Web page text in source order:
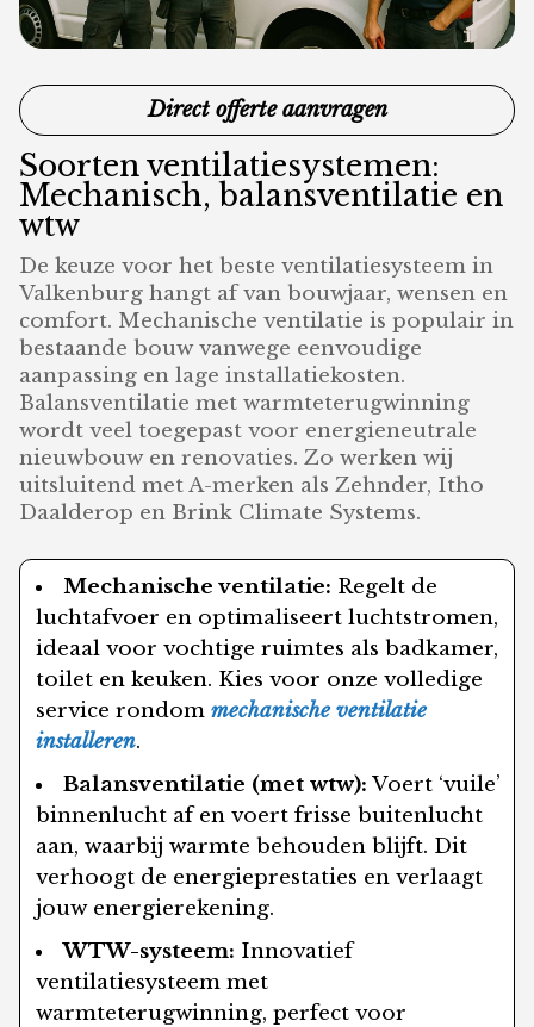
Direct offerte aanvragen
Soorten ventilatiesystemen:
Mechanisch, balansventilatie en
wtw
De keuze voor het beste ventilatiesysteem in
Valkenburg hangt af van bouwjaar, wensen en
comfort. Mechanische ventilatie is populair in
bestaande bouw vanwege eenvoudige
aanpassing en lage installatiekosten.
Balansventilatie met warmteterugwinning
wordt veel toegepast voor energieneutrale
nieuwbouw en renovaties. Zo werken wij
uitsluitend met A-merken als Zehnder, Itho
Daalderop en Brink Climate Systems.
Mechanische ventilatie: Regelt de
luchtafvoer en optimaliseert luchtstromen,
ideaal voor vochtige ruimtes als badkamer,
toilet en keuken. Kies voor onze volledige
service rondommechanische ventilatie
installeren.
Balansventilatie (met wtw): Voert ‘vuile’
binnenlucht af en voert frisse buitenlucht
aan, waarbij warmte behouden blijft. Dit
verhoogt de energieprestaties en verlaagt
jouw energierekening.
WTW-systeem: Innovatief
ventilatiesysteem met
warmteterugwinning, perfect voor